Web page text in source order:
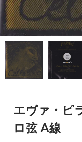
エヴァ・ピ
ロ弦 A線